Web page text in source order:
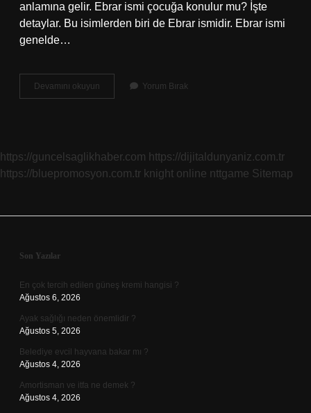
anlamına gelir. Ebrar ismi çocuğa konulur mu? İşte
detaylar. Bu isimlerden biri de Ebrar ismidir. Ebrar ismi
genelde…
Devamını okuyun
Ismi
Yorum Bırak
https://guncelsaglikhaber.com https://dijitaldunyaniz.com.tr
https://bluepromosyon.com.tr knight online nttgame Sitemap
Sidebar
Son Yazılar
En çok tercih edilen güneş kremi hangisi ?
Ağustos 6, 2026
Ayak sağlığı neden önemlidir ?
Ağustos 5, 2026
Belediye evcil hayvana bakar mı ?
Ağustos 4, 2026
Amortisman ve itfa ne demek ?
Ağustos 4, 2026